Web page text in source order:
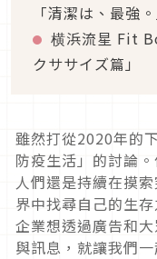
「清潔は、最強
横浜流星 Fit
クササイズ篇」
雖然打從2020年的
防疫生活」的討論
人們還是持續在摸
界中找尋自己的生
企業想透過廣告和
與訊息，就讓我們一